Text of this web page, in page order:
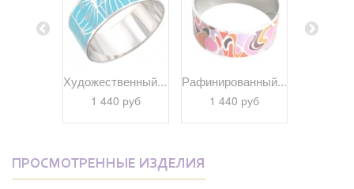
Художественный...
1 440 руб
Рафинированный...
1 440 руб
ПРОСМОТРЕННЫЕ ИЗДЕЛИЯ